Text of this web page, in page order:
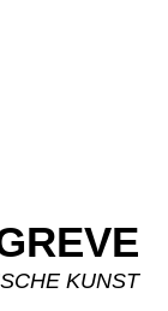
KUNST